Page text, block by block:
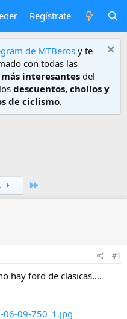
Regístrate
de MTBeros y te
con todas las
interesantes del
descuentos, chollos y
de ciclismo.
#1
hay foro de clasicas....